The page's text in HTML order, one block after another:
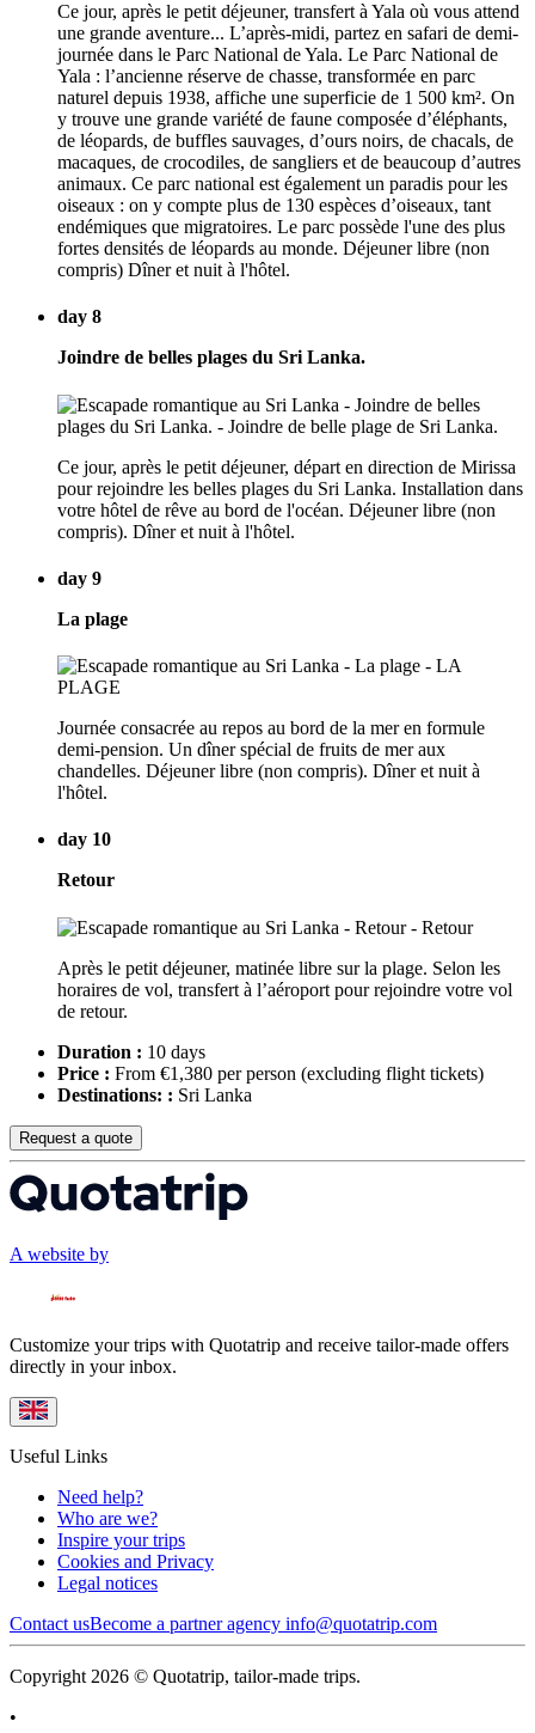
Ce jour, après le petit déjeuner, transfert à Yala où vous attend
une grande aventure... L’après-midi, partez en safari de demi-
journée dans le Parc National de Yala. Le Parc National de
Yala : l’ancienne réserve de chasse, transformée en parc
naturel depuis 1938, affiche une superficie de 1 500 km². On
y trouve une grande variété de faune composée d’éléphants,
de léopards, de buffles sauvages, d’ours noirs, de chacals, de
macaques, de crocodiles, de sangliers et de beaucoup d’autres
animaux. Ce parc national est également un paradis pour les
oiseaux : on y compte plus de 130 espèces d’oiseaux, tant
endémiques que migratoires. Le parc possède l'une des plus
fortes densités de léopards au monde. Déjeuner libre (non
compris) Dîner et nuit à l'hôtel.
day 8
Joindre de belles plages du Sri Lanka.
Ce jour, après le petit déjeuner, départ en direction de Mirissa
pour rejoindre les belles plages du Sri Lanka. Installation dans
votre hôtel de rêve au bord de l'océan. Déjeuner libre (non
compris). Dîner et nuit à l'hôtel.
day 9
La plage
Journée consacrée au repos au bord de la mer en formule
demi-pension. Un dîner spécial de fruits de mer aux
chandelles. Déjeuner libre (non compris). Dîner et nuit à
l'hôtel.
day 10
Retour
Après le petit déjeuner, matinée libre sur la plage. Selon les
horaires de vol, transfert à l’aéroport pour rejoindre votre vol
de retour.
Duration : 10 days
Price : From €1,380 per person (excluding flight tickets)
Destinations: : Sri Lanka
Request a quote
A website by
Customize your trips with Quotatrip and receive tailor-made offers
directly in your inbox.
Useful Links
Need help?
Who are we?
Inspire your trips
Cookies and Privacy
Legal notices
Contact usBecome a partner agency info@quotatrip.com
Copyright 2026 © Quotatrip, tailor-made trips.
•